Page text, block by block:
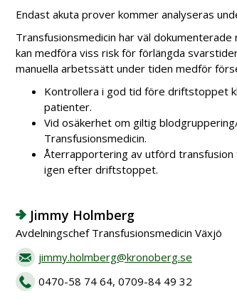
Endast akuta prover kommer analyseras
Transfusionsmedicin har väl
kan medföra viss risk för förlängda
manuella arbetssätt under tiden medför
Kontrollera i god tid före driftstoppet
patienter.
Vid osäkerhet om giltig
Transfusionsmedicin.
Återrapportering av utförd
igen efter driftstoppet.
Jimmy Holmberg
Avdelningschef Transfusionsmedicin Växjö
jimmy.holmberg@kronoberg.se
0470-58 74 64, 0709-84 49 32